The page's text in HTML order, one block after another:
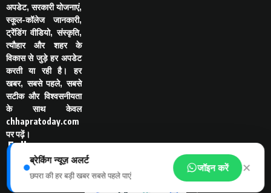
अपडेट, सरकारी योजनाएं,
स्कूल-कॉलेज जानकारी,
ट्रेंडिंग वीडियो, संस्कृति,
त्यौहार और शहर के
विकास से जुड़े हर अपडेट
करती या रही है। हर
खबर, सबसे पहले, सबसे
सटीक और विश्वसनीयता
के साथ केवल
chhapratoday.com
पर पढ़ें।
Follo
w Usब्रेकिंग न्यूज़ अलर्ट
छपरा की हर बड़ी खबर सबसे पहले पाएं
जॉइन करें ✕